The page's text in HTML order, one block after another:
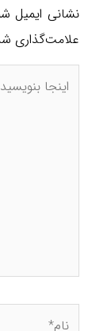
نشانی ایمیل
علامت‌گذاری